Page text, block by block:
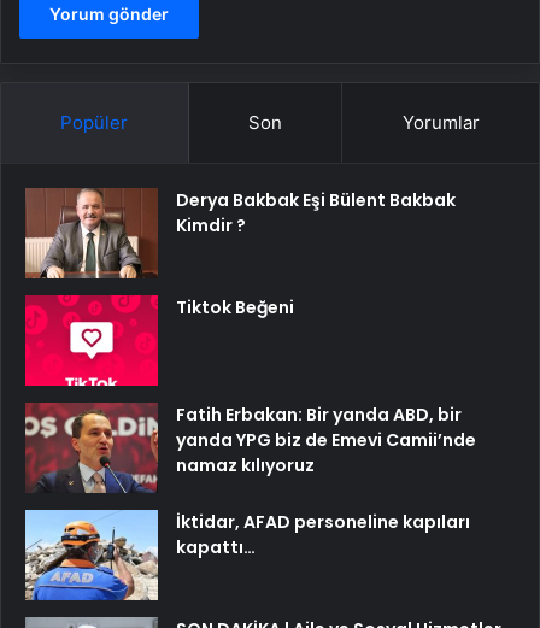
Popüler Son Yorumlar
Derya Bakbak Eşi Bülent Bakbak
Kimdir ?
Tiktok Beğeni
Fatih Erbakan: Bir yanda ABD, bir
yanda YPG biz de Emevi Camii’nde
namaz kılıyoruz
İktidar, AFAD personeline kapıları
kapattı…